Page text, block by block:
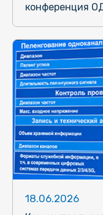
конференция
18.06.2026